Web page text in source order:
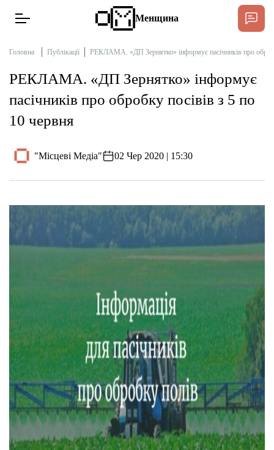
Новини
Інтерв’ю
Тексти
Рекламні прайси
Підтримати «місцевих»
Підтримати
Менщина
Головна Публікації РЕКЛАМА. «ДП Зернятко» інформує пасічників про
РЕКЛАМА. «ДП Зернятко» інформує
пасічників про обробку посівів з 5 по
10 червня
"Місцеві Медіа" 02 Чер 2020 | 15:30